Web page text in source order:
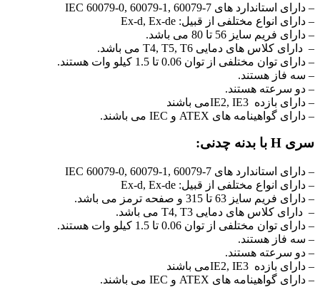
– دارای استاندارد های IEC 60079-0, 60079-1, 60079-7
– دارای انواع مختلفی از قبیل: Ex-d, Ex-de
– دارای فریم سایز 56 تا 80 می باشد.
– دارای کلاس های دمایی T4, T5, T6 می باشد.
– دارای توان مختلفی از توان 0.06 تا 1.5 کیلو وات هستند.
– سه فاز هستند.
– دو سرعته هستند.
– دارای بازده IE2, IE3می باشند
– دارای گواهینامه های ATEX و IEC می باشند.
سری H با بدنه چدنی:
– دارای استاندارد های IEC 60079-0, 60079-1, 60079-7
– دارای انواع مختلفی از قبیل: Ex-d, Ex-de
– دارای فریم سایز 63 تا 315 و صفحه ترمز می باشد.
– دارای کلاس های دمایی T4, T3 می باشد.
– دارای توان مختلفی از توان 0.06 تا 1.5 کیلو وات هستند.
– سه فاز هستند.
– دو سرعته هستند.
– دارای بازده IE2, IE3می باشند
– دارای گواهینامه های ATEX و IEC می باشند.